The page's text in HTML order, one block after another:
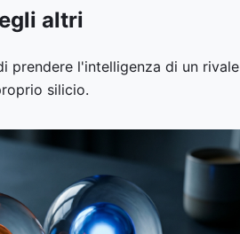
altri
prendere l'intelligenza di un rivale
silicio.